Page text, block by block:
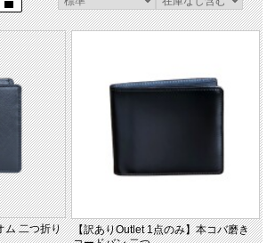
ム 二つ折り
【訳ありOutlet 1点のみ】本コバ磨き